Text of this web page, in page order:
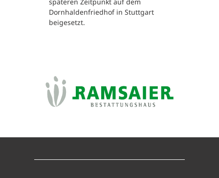
Dornhaldenfriedhof in Stuttgart
beigesetzt.